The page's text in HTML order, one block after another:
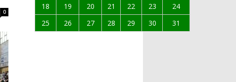
0
18
19 20 21 22 23
24
25
26 27 28 29 30 31